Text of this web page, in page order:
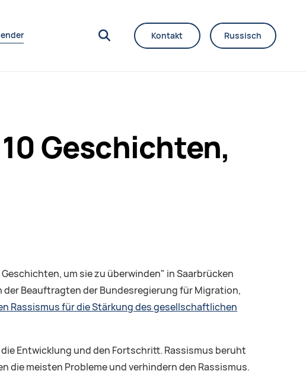
Kontakt Russisch
Geschichten,
um sie zu überwinden" in Saarbrücken
der Beauftragten der Bundesregierung für Migration,
Rassismus für die Stärkung des gesellschaftlichen
Entwicklung und den Fortschritt. Rassismus beruht
die meisten Probleme und verhindern den Rassismus.